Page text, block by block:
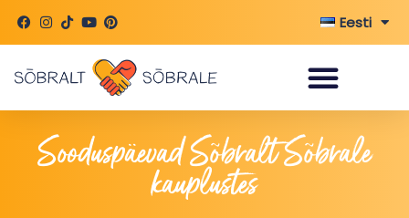
content
Eesti
Sooduspäevad Sõbralt Sõbrale
kauplustes